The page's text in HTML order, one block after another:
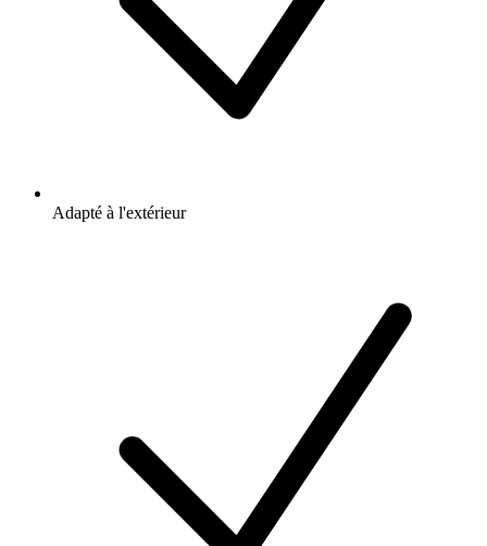
Adapté à l'extérieur